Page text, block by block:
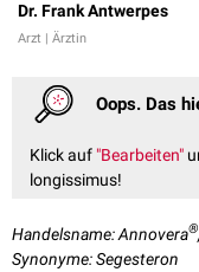
Dr. Frank Antwerpes
Arzt | Ärztin
Oops. Das
Klick auf "Bearbeiten"
longissimus!
Handelsname: Annovera®
Synonyme: Segesteron